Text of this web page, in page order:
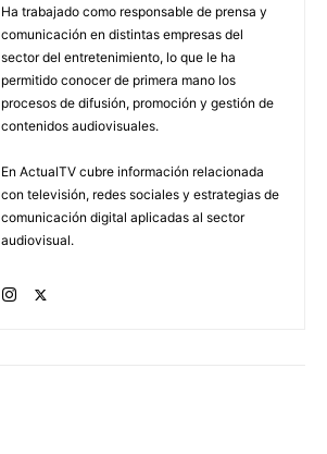
Ha trabajado como responsable de prensa y
comunicación en distintas empresas del
sector del entretenimiento, lo que le ha
permitido conocer de primera mano los
procesos de difusión, promoción y gestión de
contenidos audiovisuales.
En ActualTV cubre información relacionada
con televisión, redes sociales y estrategias de
comunicación digital aplicadas al sector
audiovisual.